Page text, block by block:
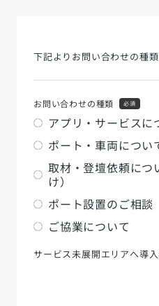
下記よりお問い合わせの種
お問い合わせの種類 必須
アプリ・サービスに
ポート・車両につい
取材・登壇依頼につ
け）
ポート設置のご相談
ご協業について
サービス未展開エリアへ導